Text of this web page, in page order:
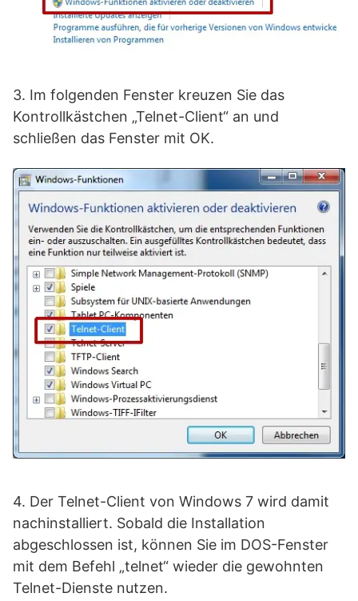
3. Im folgenden Fenster kreuzen Sie das
Kontrollkästchen „Telnet-Client“ an und
schließen das Fenster mit OK.
4. Der Telnet-Client von Windows 7 wird damit
nachinstalliert. Sobald die Installation
abgeschlossen ist, können Sie im DOS-Fenster
mit dem Befehl „telnet“ wieder die gewohnten
Telnet-Dienste nutzen.